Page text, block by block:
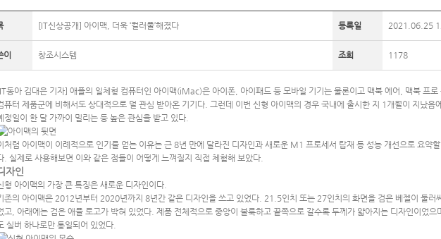
[IT신상공개] 아이맥, 더욱 ‘컬러풀’해졌다 등록일 2021.06.25
이 창조시스템 조회 1178
동아 김대은 기자] 애플의 일체형 컴퓨터인 아이맥(iMac)은 아이폰, 아이패드 등 모바일 기기는 물론이고 맥북 에어, 맥북 프로
퓨터 제품군에 비해서도 상대적으로 덜 관심 받아온 기기다. 그런데 이번 신형 아이맥의 경우 국내에 출시한 지 1개월이 지났음
정일이 한 달 가까이 밀리는 등 높은 관심을 받고 있다.
처럼 아이맥이 이례적으로 인기를 얻는 이유는 근 8년 만에 달라진 디자인과 새로운 M1 프로세서 탑재 등 성능 개선으로 요약
. 실제로 사용해보면 이와 같은 점들이 어떻게 느껴질지 직접 체험해 보았다.
자인
형 아이맥의 가장 큰 특징은 새로운 디자인이다.
존의 아이맥은 2012년부터 2020년까지 8년간 같은 디자인을 쓰고 있었다. 21.5인치 또는 27인치의 화면을 검은 베젤이 둘러
고, 아래에는 검은 애플 로고가 박혀 있었다. 제품 전체적으로 중앙이 불룩하고 끝쪽으로 갈수록 두께가 얇아지는 디자인이었으
실버 하나로만 통일되어 있었다.